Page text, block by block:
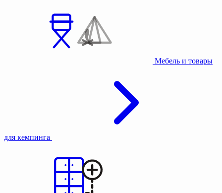
Мебель и товары
для кемпинга